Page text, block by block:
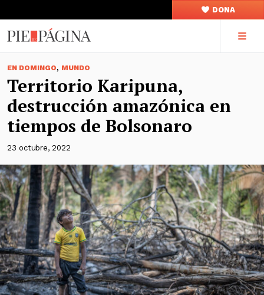
DONA
EN DOMINGO, MUNDO
Territorio Karipuna,
destrucción amazónica en
tiempos de Bolsonaro
23 octubre, 2022